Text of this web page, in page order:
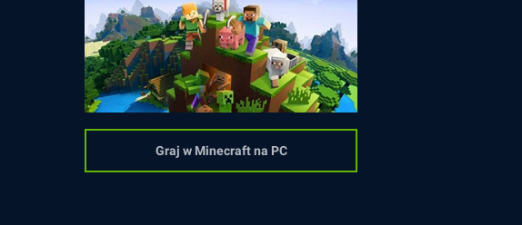
Graj w Minecraft na PC